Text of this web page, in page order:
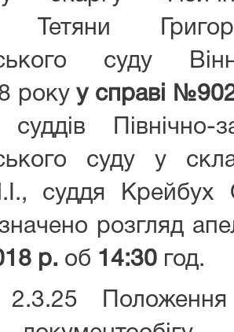
Тетяни
суду
рокуу справі
суддів Північно-
суду у
суддя Крейбух
розгляд
р. об 14:30 год.
2.3.25